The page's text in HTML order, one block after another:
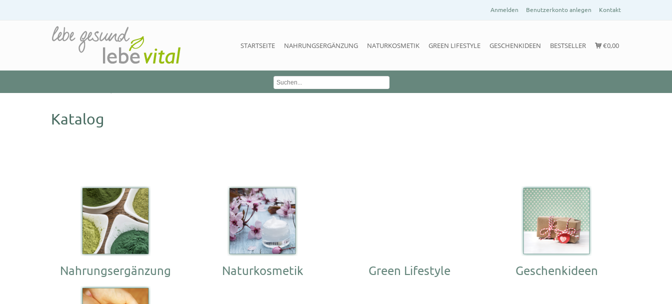
Anmelden Benutzerkonto anlegen Kontakt
STARTSEITE NAHRUNGSERGÄNZUNG NATURKOSMETIK GREEN LIFESTYLE GESCHENKIDEEN BESTSELLER €0,00
Katalog
Nahrungsergänzung Naturkosmetik Green Lifestyle Geschenkideen